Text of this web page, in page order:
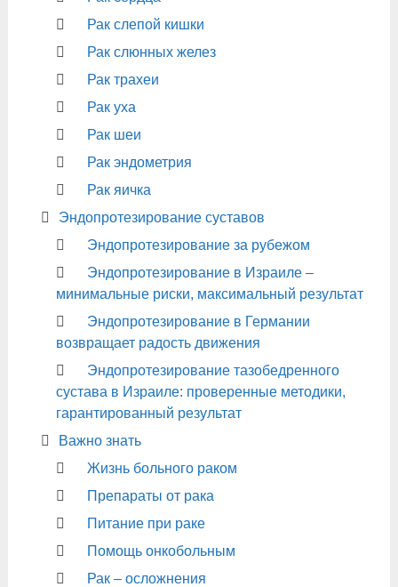
Рак слепой кишки
Рак слюнных желез
Рак трахеи
Рак уха
Рак шеи
Рак эндометрия
Рак яичка
Эндопротезирование суставов
Эндопротезирование за рубежом
Эндопротезирование в Израиле –
минимальные риски, максимальный результат
Эндопротезирование в Германии
возвращает радость движения
Эндопротезирование тазобедренного
сустава в Израиле: проверенные методики,
гарантированный результат
Важно знать
Жизнь больного раком
Препараты от рака
Питание при раке
Помощь онкобольным
Рак – осложнения